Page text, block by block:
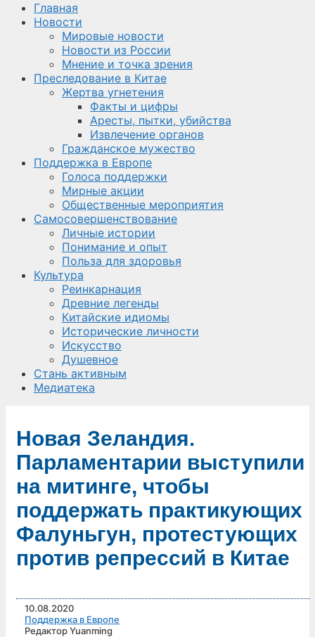
Главная
Новости
Мировые новости
Новости из России
Мнение и точка зрения
Преследование в Китае
Жертва угнетения
Факты и цифры
Аресты, пытки, убийства
Извлечение органов
Гражданское мужество
Поддержка в Европе
Голоса поддержки
Мирные акции
Общественные мероприятия
Самосовершенствование
Личные истории
Понимание и опыт
Польза для здоровья
Культура
Реинкарнация
Древние легенды
Китайские идиомы
Исторические личности
Искусство
Душевное
Стань активным
Медиатека
Новая Зеландия.
Парламентарии выступили
на митинге, чтобы
поддержать практикующих
Фалуньгун, протестующих
против репрессий в Китае
10.08.2020
Поддержка в Европе
Редактор Yuanming